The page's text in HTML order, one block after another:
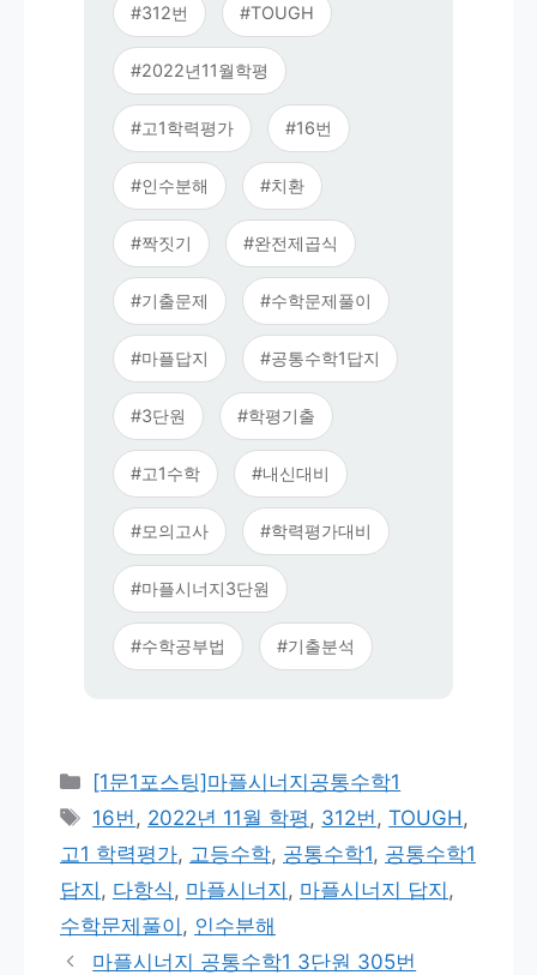
#312번 #TOUGH
#2022년11월학평
#고1학력평가 #16번
#인수분해 #치환
#짝짓기 #완전제곱식
#기출문제 #수학문제풀이
#마플답지 #공통수학1답지
#3단원 #학평기출
#고1수학 #내신대비
#모의고사 #학력평가대비
#마플시너지3단원
#수학공부법 #기출분석
카
테
리
[1문1포스팅]마플시너지공통수학1
태
그
16번 , 2022년 11월 학평 , 312번 ,TOUGH ,
고1 학력평가, 고등수학, 공통수학1, 공통수학1
답지 , 다항식 , 마플시너지 , 마플시너지 답지 ,
수학문제풀이 , 인수분해
마플시너지 공통수학1 3단원 305번